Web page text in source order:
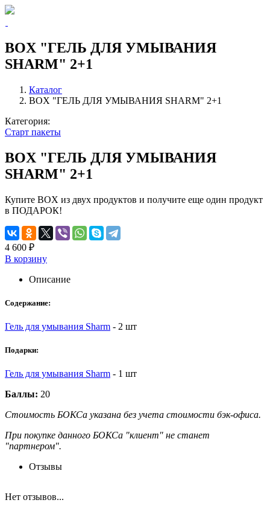
BOX "ГЕЛЬ ДЛЯ УМЫВАНИЯ
SHARM" 2+1
Каталог
BOX "ГЕЛЬ ДЛЯ УМЫВАНИЯ SHARM" 2+1
Категория:
Старт пакеты
BOX "ГЕЛЬ ДЛЯ УМЫВАНИЯ
SHARM" 2+1
Купите BOX из двух продуктов и получите еще один продукт
в ПОДАРОК!
4 600 ₽
В корзину
Описание
Содержание:
Гель для умывания Sharm - 2 шт
Подарки:
Гель для умывания Sharm - 1 шт
Баллы: 20
Стоимость БОКСа указана без учета стоимости бэк-офиса.
При покупке данного БОКСа "клиент" не станет
"партнером".
Отзывы
Нет отзывов...